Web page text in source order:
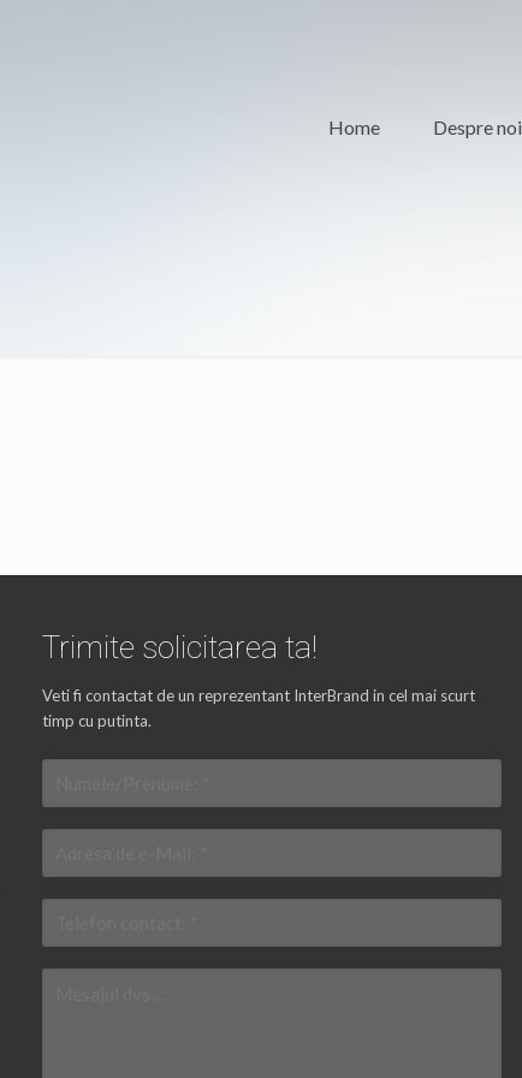
Home Despre noi
Trimite solicitarea ta!
Veti fi contactat de un reprezentant InterBrand in cel mai scurt
timp cu putinta.